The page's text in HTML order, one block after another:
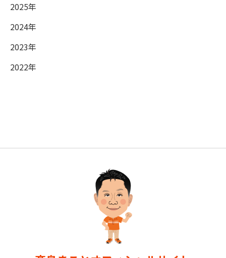
2025年
2024年
2023年
2022年